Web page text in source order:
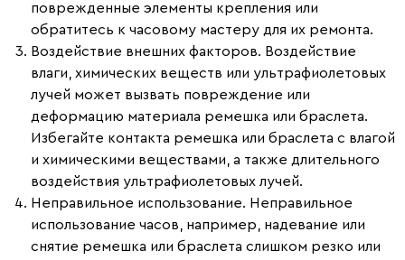
поврежденные элементы крепления или
обратитесь к часовому мастеру для их ремонта.
Воздействие внешних факторов. Воздействие
влаги, химических веществ или ультрафиолетовых
лучей может вызвать повреждение или
деформацию материала ремешка или браслета.
Избегайте контакта ремешка или браслета с влагой
и химическими веществами, а также длительного
воздействия ультрафиолетовых лучей.
Неправильное использование. Неправильное
использование часов, например, надевание или
снятие ремешка или браслета слишком резко или